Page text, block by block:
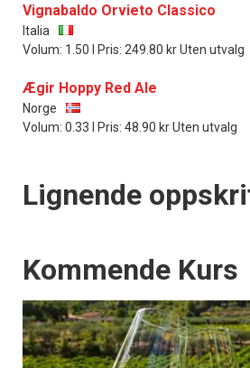
Vignabaldo Orvieto Classico
Italia
Volum: 1.50 l Pris: 249.80 kr Uten utvalg
Ægir Hoppy Red Ale
Norge
Volum: 0.33 l Pris: 48.90 kr Uten utvalg
Lignende
Events
Kommende Kurs